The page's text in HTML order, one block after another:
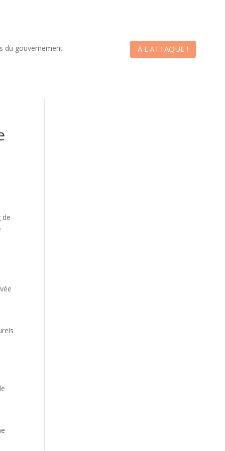
du gouvernement À L'ATTAQUE !
de